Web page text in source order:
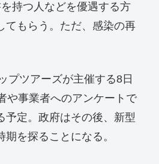
持つ人などを優遇する方
てもらう。ただ、感染の再
プツアーズが主催する8日
や事業者へのアンケートで
予定。政府はその後、新型
を探ることになる。